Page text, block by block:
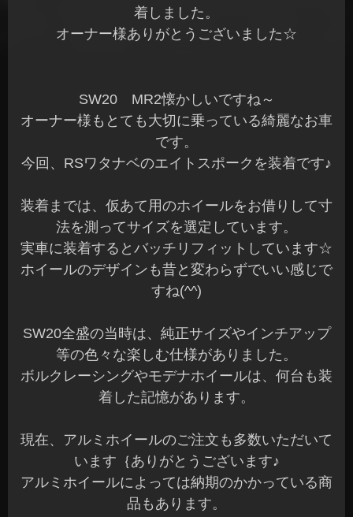
着しました。
オーナー様ありがとうございました☆
SW20 MR2懐かしいですね～
オーナー様もとても大切に乗っている綺麗なお車
です。
今回、RSワタナベのエイトスポークを装着です♪
装着までは、仮あて用のホイールをお借りして寸
法を測ってサイズを選定しています。
実車に装着するとバッチリフィットしています☆
ホイールのデザインも昔と変わらずでいい感じで
すね(^^)
SW20全盛の当時は、純正サイズやインチアップ
等の色々な楽しむ仕様がありました。
ボルクレーシングやモデナホイールは、何台も装
着した記憶があります。
現在、アルミホイールのご注文も多数いただいて
います｛ありがとうございます♪
アルミホイールによっては納期のかかっている商
品もあります。